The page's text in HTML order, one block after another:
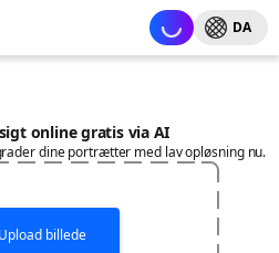
DA
online gratis via AI
dine portrætter med lav opløsning nu.
Upload billede